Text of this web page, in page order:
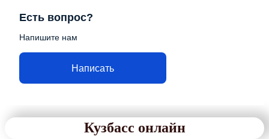
Есть вопрос?
Напишите нам
Написать
Кузбасс онлайн